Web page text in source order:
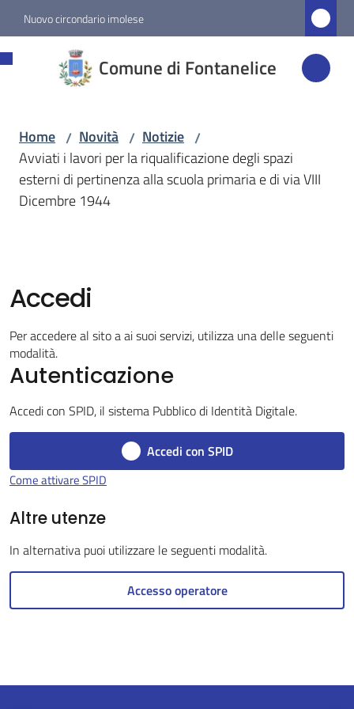
Vai al contenuto
Vai alla navigazione
Vai al footer
Nuovo circondario imolese
Comune di Fontanelice
Fontanelice
Amministrazione
Novità
Menu selezionato
Vivere
Fontanelice
Servizi
line
Tutti
argomenti
Home / Novità / Notizie /
Avviati i lavori per la riqualificazione degli spazi
esterni di pertinenza alla scuola primaria e di via VIII
Dicembre 1944
Accedi
Per accedere al sito a ai suoi servizi, utilizza una delle seguenti
modalità.
Autenticazione
Accedi con SPID, il sistema Pubblico di Identità Digitale.
Accedi con SPID
Come attivare SPID
Altre utenze
In alternativa puoi utilizzare le seguenti modalità.
Accesso operatore